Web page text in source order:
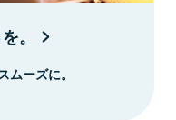
。
ーズに。